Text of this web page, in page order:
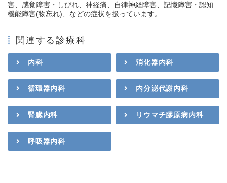
害、感覚障害・しびれ、神経痛、自律神経障害、記憶障害・認知
機能障害(物忘れ)、などの症状を扱っています。
関連する診療科
内科 消化器内科
循環器内科 内分泌代謝内科
腎臓内科 リウマチ膠原病内科
呼吸器内科